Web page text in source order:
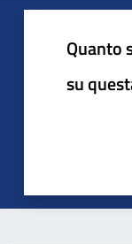
Quanto
su